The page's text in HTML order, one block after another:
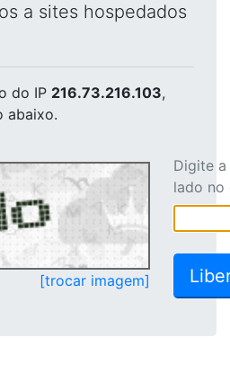
a sites hospedados
do IP 216.73.216.103,
abaixo.
[trocar imagem]
Digite
lado no